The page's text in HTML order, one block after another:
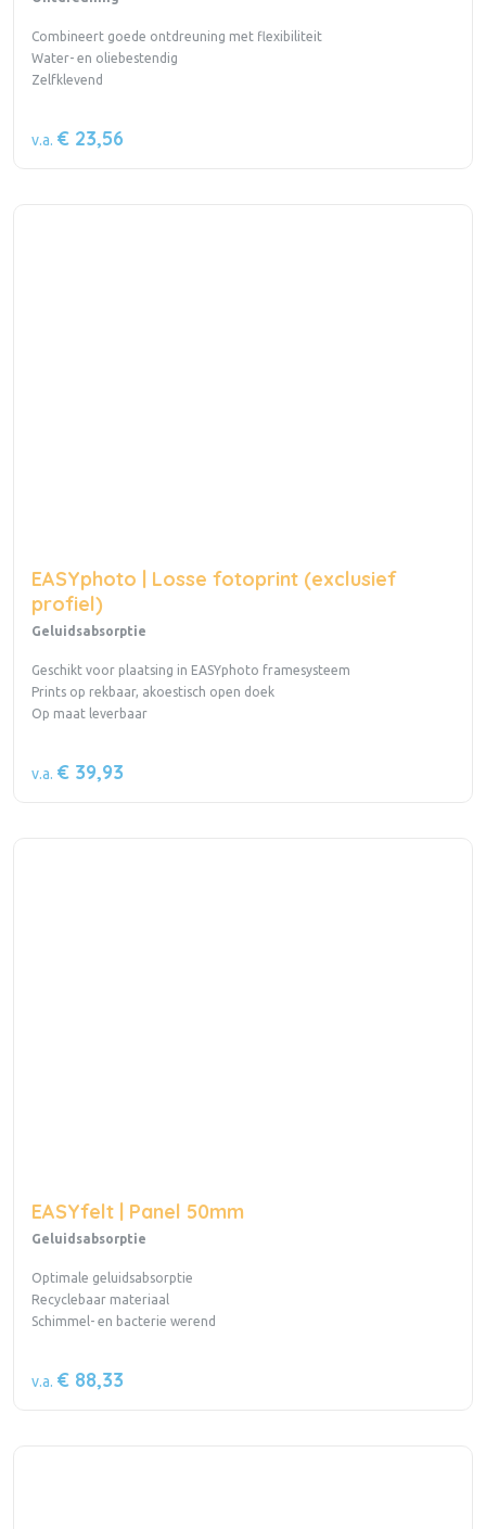
Combineert goede ontdreuning met flexibiliteit
Water- en oliebestendig
Zelfklevend
v.a. € 23,56
EASYphoto | Losse fotoprint (exclusief
profiel)
Geluidsabsorptie
Geschikt voor plaatsing in EASYphoto framesysteem
Prints op rekbaar, akoestisch open doek
Op maat leverbaar
v.a. € 39,93
EASYfelt | Panel 50mm
Geluidsabsorptie
Optimale geluidsabsorptie
Recyclebaar materiaal
Schimmel- en bacterie werend
v.a. € 88,33